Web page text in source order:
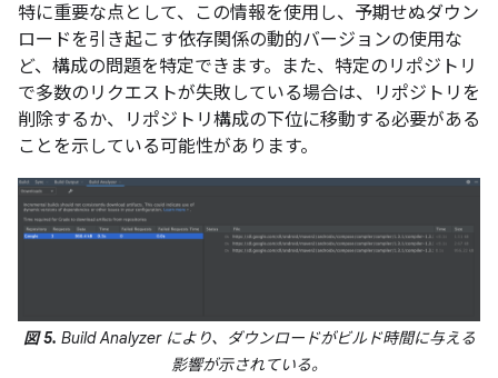
特に重要な点として、この情報を使用し、予期せぬダウン
ロードを引き起こす依存関係の動的バージョンの使用な
ど、構成の問題を特定できます。また、特定のリポジトリ
で多数のリクエストが失敗している場合は、リポジトリを
削除するか、リポジトリ構成の下位に移動する必要がある
ことを示している可能性があります。
図 5. Build Analyzer により、ダウンロードがビルド時間に与える
影響が示されている。